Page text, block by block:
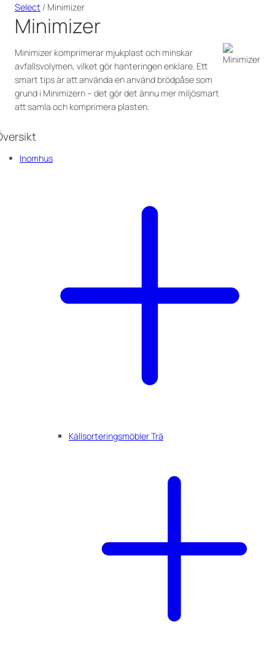
Select / Minimizer
Minimizer
Minimizer komprimerar mjukplast och minskar
avfallsvolymen, vilket gör hanteringen enklare. Ett
smart tips är att använda en använd brödpåse som
grund i Minimizern – det gör det ännu mer miljösmart
att samla och komprimera plasten.
Inomhus
Källsorteringsmöbler Trä